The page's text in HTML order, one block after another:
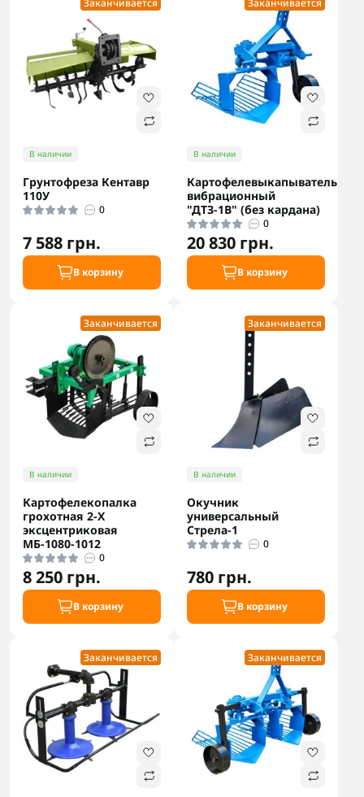
Заканчивается
В наличии
Грунтофреза Кентавр
110У
0
7 588 грн.
В корзину
Заканчивается
В наличии
Картофелевыкапыватель
вибрационный
"ДТЗ-1В" (без кардана)
0
20 830 грн.
В корзину
Заканчивается
В наличии
Картофелекопалка
грохотная 2-Х
эксцентриковая
МБ-1080-1012
0
8 250 грн.
В корзину
Заканчивается
В наличии
Окучник
универсальный
Стрела-1
0
780 грн.
В корзину
Заканчивается Заканчивается